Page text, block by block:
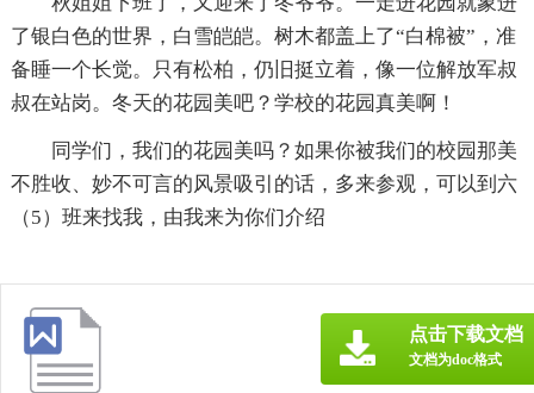
了银白色的世界，白雪皑皑。树木都盖上了“白棉被”，准
备睡一个长觉。只有松柏，仍旧挺立着，像一位解放军叔
叔在站岗。冬天的花园美吧？学校的花园真美啊！
同学们，我们的花园美吗？如果你被我们的校园那美
不胜收、妙不可言的风景吸引的话，多来参观，可以到六
（5）班来找我，由我来为你们介绍
点击下载文档
文档为doc格式